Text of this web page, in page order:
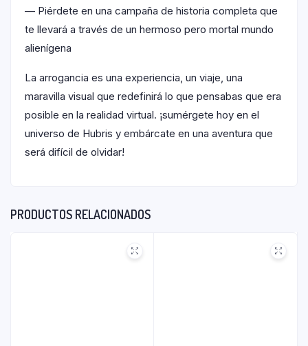
— Piérdete en una campaña de historia completa que
te llevará a través de un hermoso pero mortal mundo
alienígena
La arrogancia es una experiencia, un viaje, una
maravilla visual que redefinirá lo que pensabas que era
posible en la realidad virtual. ¡sumérgete hoy en el
universo de Hubris y embárcate en una aventura que
será difícil de olvidar!
PRODUCTOS RELACIONADOS